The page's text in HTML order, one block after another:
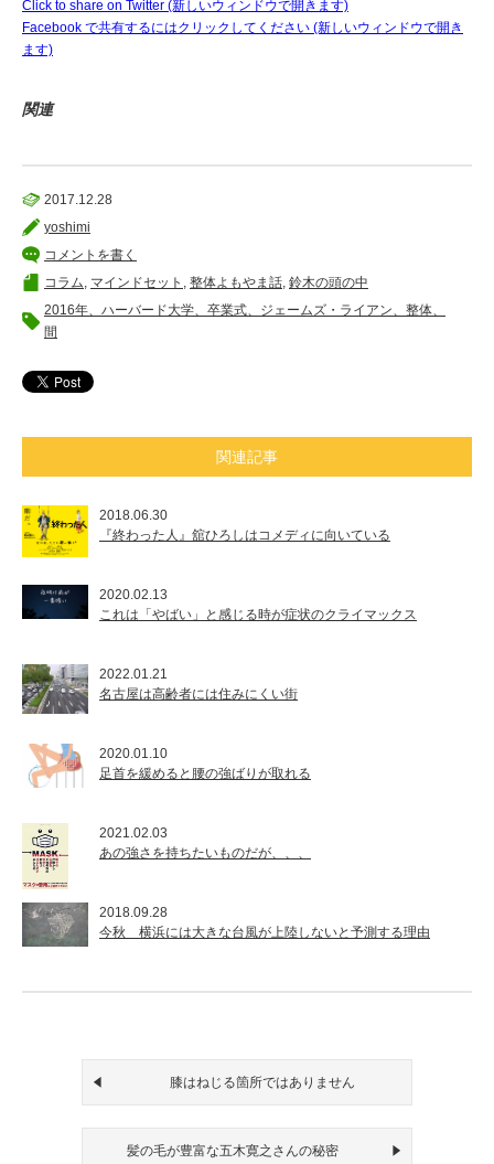
Click to share on Twitter (新しいウィンドウで開きます)
Facebook で共有するにはクリックしてください (新しいウィンドウで開き
ます)
関連
2017.12.28
yoshimi
コメントを書く
コラム マインドセット 整体よもやま話 鈴木の頭の中
2016年、ハーバード大学、卒業式、ジェームズ・ライアン、整体、
間
関連記事
2018.06.30
『終わった人』舘ひろしはコメディに向いている
2020.02.13
これは「やばい」と感じる時が症状のクライマックス
2022.01.21
名古屋は高齢者には住みにくい街
2020.01.10
足首を緩めると腰の強ばりが取れる
2021.02.03
あの強さを持ちたいものだが、、、
2018.09.28
今秋 横浜には大きな台風が上陸しないと予測する理由
膝はねじる箇所ではありません
髪の毛が豊富な五木寛之さんの秘密